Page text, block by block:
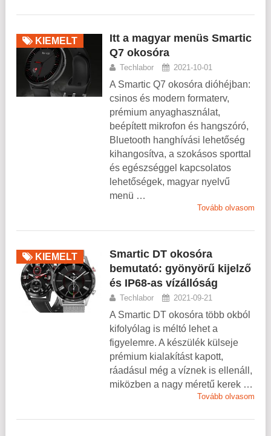
KIEMELT
Itt a magyar menüs Smartic
Q7 okosóra
Techlabor 2021-10-01
A Smartic Q7 okosóra dióhéjban:
csinos és modern formaterv,
prémium anyaghasználat,
beépített mikrofon és hangszóró,
Bluetooth hanghívási lehetőség
kihangosítva, a szokásos sporttal
és egészséggel kapcsolatos
lehetőségek, magyar nyelvű
menü …
Tovább olvasom
KIEMELT
Smartic DT okosóra
bemutató: gyönyörű kijelző
és IP68-as vízállóság
Techlabor 2021-09-21
A Smartic DT okosóra több okból
kifolyólag is méltó lehet a
figyelemre. A készülék külseje
prémium kialakítást kapott,
ráadásul még a víznek is ellenáll,
miközben a nagy méretű kerek …
Tovább olvasom